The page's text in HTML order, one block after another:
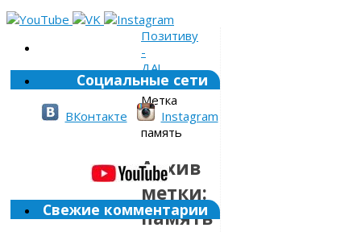
Позитиву
-
ДА!
»
Метка
»
память
Архив
метки:
память
Социальные сети
ВКонтакте Instagram
Свежие комментарии